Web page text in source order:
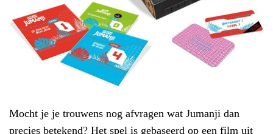
Mocht je je trouwens nog afvragen wat Jumanji dan
precies betekend? Het spel is gebaseerd op een film uit